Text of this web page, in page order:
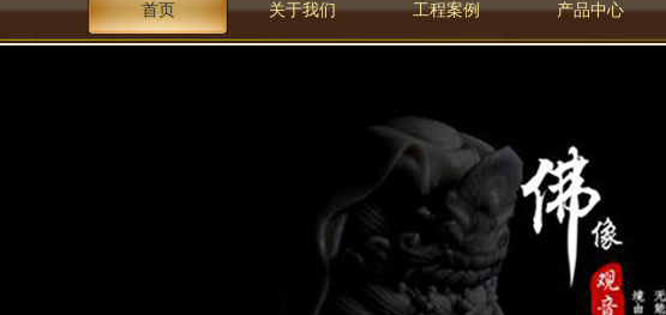
首页 关于我们 工程案例 产品中心